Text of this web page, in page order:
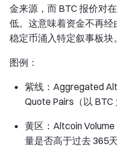
金来源，而 BTC 报价对
低。这意味着资金不再经
稳定币涌入特定叙事板块。
图例：
紫线：Aggregated
Quote Pairs（以 BTC
黄区：Altcoin
量是否高于过去 365